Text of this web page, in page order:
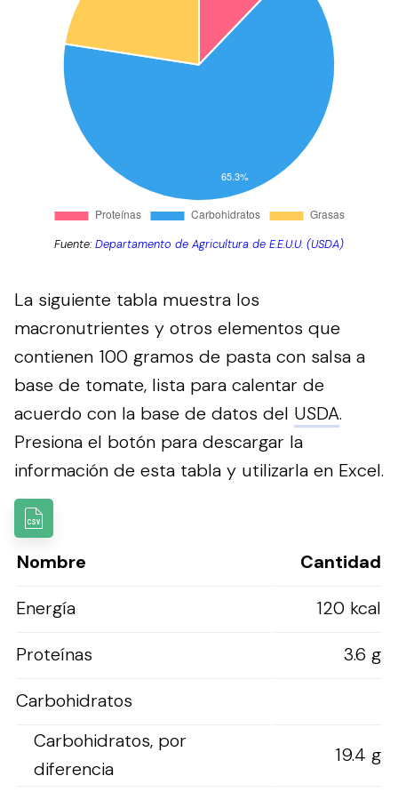
Fuente:Departamento de Agricultura de E.E.U.U. (USDA)
La siguiente tabla muestra los
macronutrientes y otros elementos que
contienen 100 gramos de pasta con salsa a
base de tomate, lista para calentar de
acuerdo con la base de datos del USDA.
Presiona el botón para descargar la
información de esta tabla y utilizarla en Excel.
Nombre
Cantidad
Energía
120 kcal
Proteínas
3.6 g
Carbohidratos
Carbohidratos, por
diferencia
19.4 g